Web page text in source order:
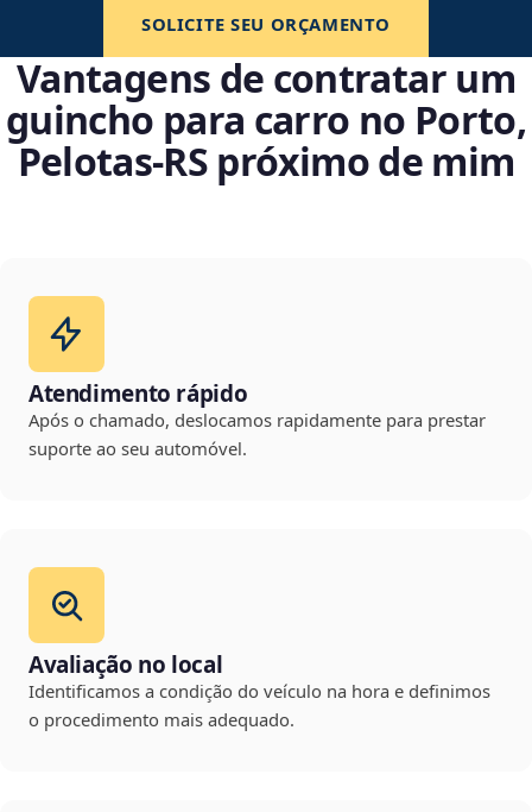
SOLICITE SEU ORÇAMENTO
Vantagens de contratar um
guincho para carro no Porto,
Pelotas‑RS próximo de mim
Atendimento rápido
Após o chamado, deslocamos rapidamente para prestar
suporte ao seu automóvel.
Avaliação no local
Identificamos a condição do veículo na hora e definimos
o procedimento mais adequado.